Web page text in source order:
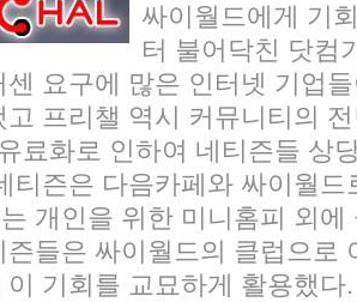
싸이월드에게 기
터 불어닥친 닷컴
센 요구에 많은 인터넷 기업
고 프리챌 역시 커뮤니티의
료화로 인하여 네티즌들 상
티즌은 다음카페와 싸이월
개인을 위한 미니홈피 외
즌들은 싸이월드의 클럽으로
이 기회를 교묘하게 활용했